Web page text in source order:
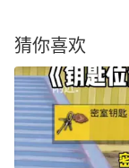
猜你喜欢